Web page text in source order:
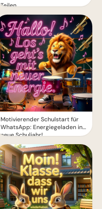
Teilen.
Motivierender Schulstart für
WhatsApp: Energiegeladen ins
neue Schuljahr!